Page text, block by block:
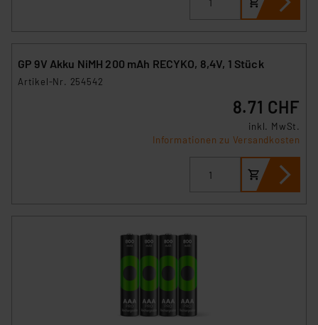
GP 9V Akku NiMH 200 mAh RECYKO, 8,4V, 1 Stück
Artikel-Nr. 254542
8.71 CHF
inkl. MwSt.
Informationen zu Versandkosten